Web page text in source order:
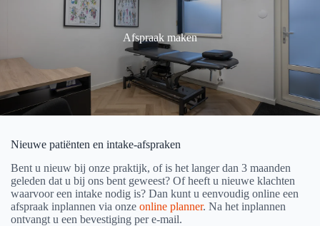
Afspraak maken
Nieuwe patiënten en intake-afspraken
Bent u nieuw bij onze praktijk, of is het langer dan 3 maanden
geleden dat u bij ons bent geweest? Of heeft u nieuwe klachten
waarvoor een intake nodig is? Dan kunt u eenvoudig online een
afspraak inplannen via onze online planner. Na het inplannen
ontvangt u een bevestiging per e-mail.